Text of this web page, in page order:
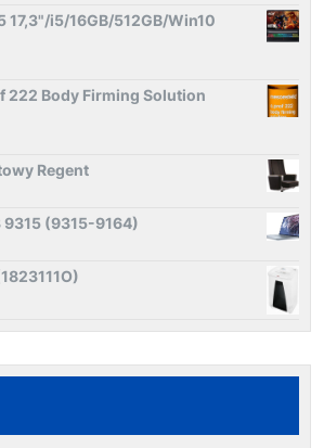
17,3"/i5/16GB/512GB/Win10
222 Body Firming Solution
Regent
9315 (9315-9164)